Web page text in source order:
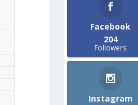
Facebook
204
Followers
Instagram